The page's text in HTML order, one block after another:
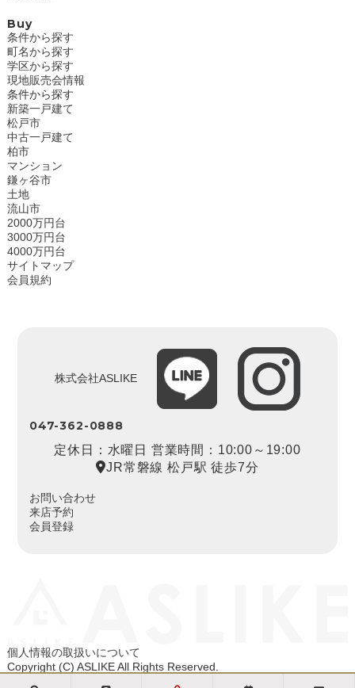
Buy
条件から探す
町名から探す
学区から探す
現地販売会情報
条件から探す
新築一戸建て
松戸市
中古一戸建て
柏市
マンション
鎌ヶ谷市
土地
流山市
2000万円台
3000万円台
4000万円台
サイトマップ
会員規約
株式会社ASLIKE
047-362-0888
定休日：水曜日 営業時間：10:00～19:00
JR常磐線 松戸駅 徒歩7分
お問い合わせ
来店予約
会員登録
個人情報の取扱いについて
Copyright (C) ASLIKE All Rights Reserved.